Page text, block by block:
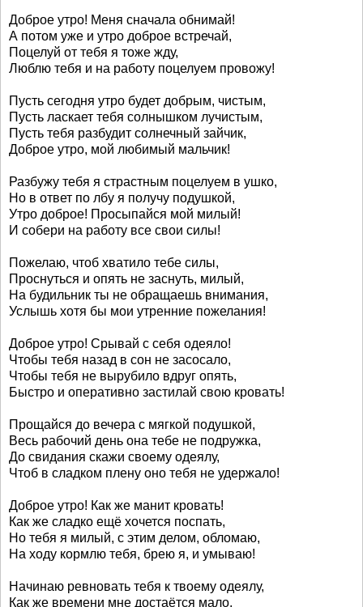
Доброе утро! Меня сначала обнимай!
А потом уже и утро доброе встречай,
Поцелуй от тебя я тоже жду,
Люблю тебя и на работу поцелуем провожу!
Пусть сегодня утро будет добрым, чистым,
Пусть ласкает тебя солнышком лучистым,
Пусть тебя разбудит солнечный зайчик,
Доброе утро, мой любимый мальчик!
Разбужу тебя я страстным поцелуем в ушко,
Но в ответ по лбу я получу подушкой,
Утро доброе! Просыпайся мой милый!
И собери на работу все свои силы!
Пожелаю, чтоб хватило тебе силы,
Проснуться и опять не заснуть, милый,
На будильник ты не обращаешь внимания,
Услышь хотя бы мои утренние пожелания!
Доброе утро! Срывай с себя одеяло!
Чтобы тебя назад в сон не засосало,
Чтобы тебя не вырубило вдруг опять,
Быстро и оперативно застилай свою кровать!
Прощайся до вечера с мягкой подушкой,
Весь рабочий день она тебе не подружка,
До свидания скажи своему одеялу,
Чтоб в сладком плену оно тебя не удержало!
Доброе утро! Как же манит кровать!
Как же сладко ещё хочется поспать,
Но тебя я милый, с этим делом, обломаю,
На ходу кормлю тебя, брею я, и умываю!
Начинаю ревновать тебя к твоему одеялу,
Как же времени мне достаётся мало,